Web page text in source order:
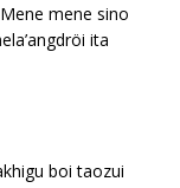
mene sino
ita
boi taozui